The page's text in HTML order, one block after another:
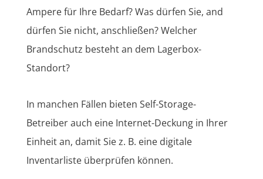
Ampere für Ihre Bedarf? Was dürfen Sie, and
dürfen Sie nicht, anschließen? Welcher
Brandschutz besteht an dem Lagerbox-
Standort?
In manchen Fällen bieten Self-Storage-
Betreiber auch eine Internet-Deckung in Ihrer
Einheit an, damit Sie z. B. eine digitale
Inventarliste überprüfen können.